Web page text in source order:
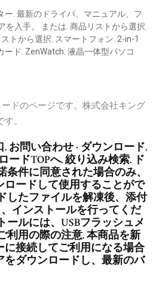
ー. 最新のドライバ、マニュアル、フ
を入手。 または. 商品リストから選択.
トから選択. スマートフォン. 2-in-1
ード. ZenWatch. 液晶一体型パソコ
ドのページです。株式会社キング
。
お問い合わせ · ダウンロード.
ードTOPへ. 絞り込み検索. ド
条件に同意された場合のみ、
ロードして使用することがで
したファイルを解凍後、添付
インストールを行ってくだ
ールには、USBフラッシュメ
利用の際の注意. 本商品を新
接続してご利用になる場合
をダウンロードし、最新のバ